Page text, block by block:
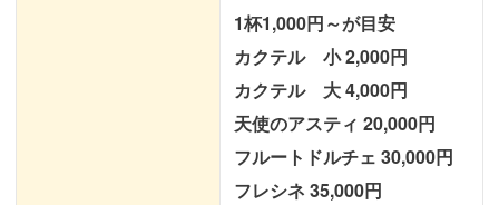
1杯1,000円～が目安
カクテル 小 2,000円
カクテル 大 4,000円
天使のアスティ 20,000円
フルートドルチェ 30,000円
フレシネ 35,000円